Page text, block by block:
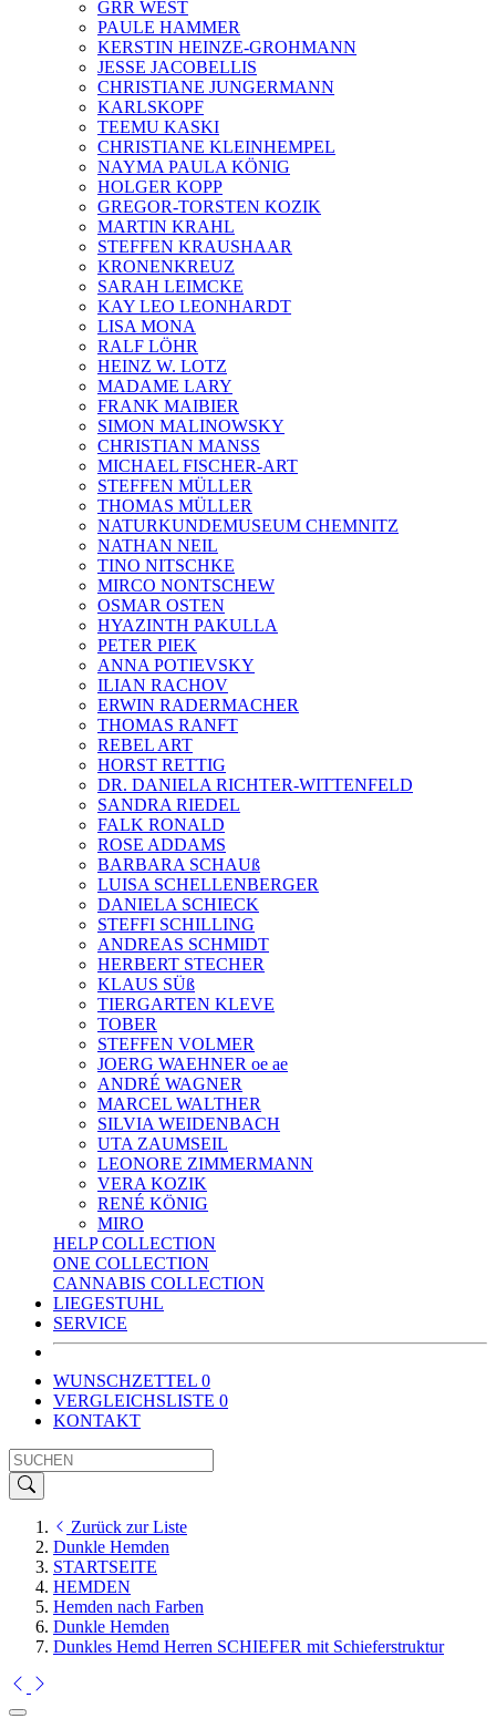
GRR WEST
PAULE HAMMER
KERSTIN HEINZE-GROHMANN
JESSE JACOBELLIS
CHRISTIANE JUNGERMANN
KARLSKOPF
TEEMU KASKI
CHRISTIANE KLEINHEMPEL
NAYMA PAULA KÖNIG
HOLGER KOPP
GREGOR-TORSTEN KOZIK
MARTIN KRAHL
STEFFEN KRAUSHAAR
KRONENKREUZ
SARAH LEIMCKE
KAY LEO LEONHARDT
LISA MONA
RALF LÖHR
HEINZ W. LOTZ
MADAME LARY
FRANK MAIBIER
SIMON MALINOWSKY
CHRISTIAN MANSS
MICHAEL FISCHER-ART
STEFFEN MÜLLER
THOMAS MÜLLER
NATURKUNDEMUSEUM CHEMNITZ
NATHAN NEIL
TINO NITSCHKE
MIRCO NONTSCHEW
OSMAR OSTEN
HYAZINTH PAKULLA
PETER PIEK
ANNA POTIEVSKY
ILIAN RACHOV
ERWIN RADERMACHER
THOMAS RANFT
REBEL ART
HORST RETTIG
DR. DANIELA RICHTER-WITTENFELD
SANDRA RIEDEL
FALK RONALD
ROSE ADDAMS
BARBARA SCHAUß
LUISA SCHELLENBERGER
DANIELA SCHIECK
STEFFI SCHILLING
ANDREAS SCHMIDT
HERBERT STECHER
KLAUS SÜß
TIERGARTEN KLEVE
TOBER
STEFFEN VOLMER
JOERG WAEHNER oe ae
ANDRÉ WAGNER
MARCEL WALTHER
SILVIA WEIDENBACH
UTA ZAUMSEIL
LEONORE ZIMMERMANN
VERA KOZIK
RENÉ KÖNIG
MIRO
HELP COLLECTION
ONE COLLECTION
CANNABIS COLLECTION
LIEGESTUHL
SERVICE
WUNSCHZETTEL 0
VERGLEICHSLISTE 0
KONTAKT
Zurück zur Liste
Dunkle Hemden
STARTSEITE
HEMDEN
Hemden nach Farben
Dunkle Hemden
Dunkles Hemd Herren SCHIEFER mit Schieferstruktur